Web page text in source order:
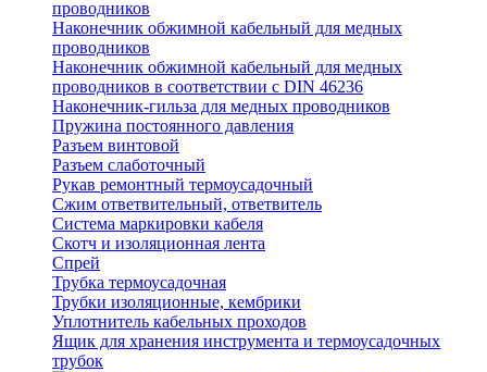
проводников
Наконечник обжимной кабельный для медных
проводников
Наконечник обжимной кабельный для медных
проводников в соответствии с DIN 46236
Наконечник-гильза для медных проводников
Пружина постоянного давления
Разъем винтовой
Разъем слаботочный
Рукав ремонтный термоусадочный
Сжим ответвительный, ответвитель
Система маркировки кабеля
Скотч и изоляционная лента
Спрей
Трубка термоусадочная
Трубки изоляционные, кембрики
Уплотнитель кабельных проходов
Ящик для хранения инструмента и термоусадочных
трубок